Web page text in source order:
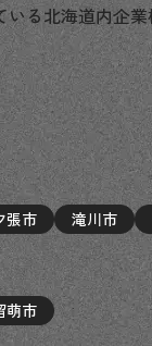
る北海道内企
張市 滝川市
萌市